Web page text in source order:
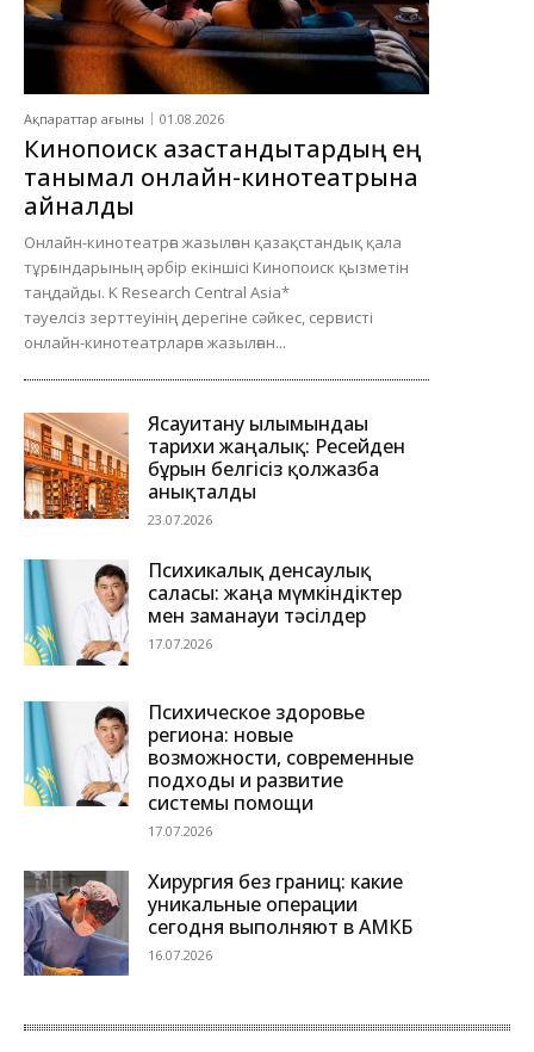
Ақпараттар ағыны 01.08.2026
Кинопоиск қазақстандықтардың ең
танымал онлайн-кинотеатрына
айналды
Онлайн-кинотеатрға жазылған қазақстандық қала
тұрғындарының әрбір екіншісі Кинопоиск қызметін
таңдайды. K Research Central Asia*
тәуелсіз зерттеуінің дерегіне сәйкес, сервисті
онлайн-кинотеатрларға жазылған...
Ясауитану ғылымындағы
тарихи жаңалық: Ресейден
бұрын белгісіз қолжазба
анықталды
23.07.2026
Психикалық денсаулық
саласы: жаңа мүмкіндіктер
мен заманауи тәсілдер
17.07.2026
Психическое здоровье
региона: новые
возможности, современные
подходы и развитие
системы помощи
17.07.2026
Хирургия без границ: какие
уникальные операции
сегодня выполняют в АМКБ
16.07.2026